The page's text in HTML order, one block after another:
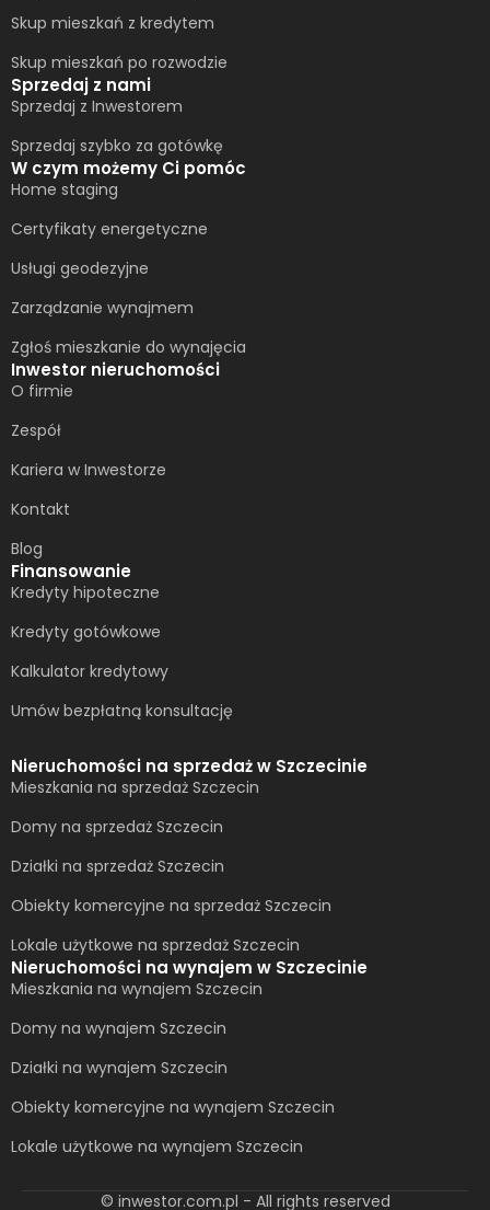
Skup mieszkań z kredytem
Skup mieszkań po rozwodzie
Sprzedaj z nami
Sprzedaj z Inwestorem
Sprzedaj szybko za gotówkę
W czym możemy Ci pomóc
Home staging
Certyfikaty energetyczne
Usługi geodezyjne
Zarządzanie wynajmem
Zgłoś mieszkanie do wynajęcia
Inwestor nieruchomości
O firmie
Zespół
Kariera w Inwestorze
Kontakt
Blog
Finansowanie
Kredyty hipoteczne
Kredyty gotówkowe
Kalkulator kredytowy
Umów bezpłatną konsultację​
Nieruchomości na sprzedaż w Szczecinie
Mieszkania na sprzedaż Szczecin
Domy na sprzedaż Szczecin
Działki na sprzedaż Szczecin
Obiekty komercyjne na sprzedaż Szczecin
Lokale użytkowe na sprzedaż Szczecin
Nieruchomości na wynajem w Szczecinie
Mieszkania na wynajem Szczecin
Domy na wynajem Szczecin
Działki na wynajem Szczecin
Obiekty komercyjne na wynajem Szczecin
Lokale użytkowe na wynajem Szczecin
© inwestor.com.pl - All rights reserved